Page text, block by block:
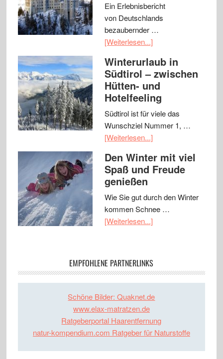
Ein Erlebnisbericht
von Deutschlands
bezaubernder …
[Weiterlesen...]
Winterurlaub in
Südtirol – zwischen
Hütten- und
Hotelfeeling
Südtirol ist für viele das
Wunschziel Nummer 1, …
[Weiterlesen...]
Den Winter mit viel
Spaß und Freude
genießen
Wie Sie gut durch den Winter
kommen Schnee …
[Weiterlesen...]
EMPFOHLENE PARTNERLINKS
Schöne Bilder: Quaknet.de
www.elax-matratzen.de
Ratgeberportal Haarentfernung
natur-kompendium.com Ratgeber für Naturstoffe